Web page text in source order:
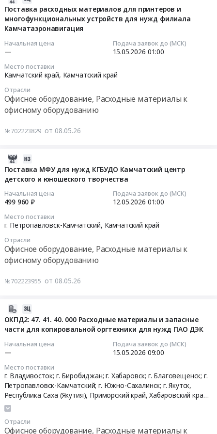
Поставка расходных материалов для принтеров и
многофункциональных устройств для нужд филиала
Камчатаэронавигация
Начальная цена
—
Подача заявок до (МСК)
15.05.2026 01:00
Место поставки
Камчатский край, Камчатский край
Отрасли
Офисное оборудование, Расходные материалы к
офисному оборудованию
№702223829 от 08.05.26
Поставка МФУ для нужд КГБУДО Камчатский центр
детского и юношеского творчества
Начальная цена
499 960 ₽
Подача заявок до (МСК)
12.05.2026 01:00
Место поставки
г. Петропавловск-Камчатский, Камчатский край
Отрасли
Офисное оборудование, Расходные материалы к
офисному оборудованию
№702223955 от 08.05.26
ОКПД2: 47. 41. 40. 000 Расходные материалы и запасные
части для копировальной оргтехники для нужд ПАО ДЭК
Начальная цена
—
Подача заявок до (МСК)
15.05.2026 09:00
Место поставки
г. Владивосток; г. Биробиджан; г. Хабаровск; г. Благовещенск; г.
Петропавловск-Камчатский; г. Южно-Сахалинск; г. Якутск,
Республика Саха (Якутия), Приморский край,Хабаровский край,
Амурская область
Еврейская АО
Отрасли
Офисное оборудование, Расходные материалы к